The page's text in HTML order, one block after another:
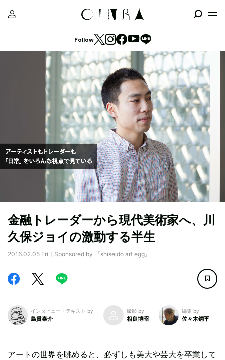
Follow
金融トレーダーから現代美術家へ、川
久保ジョイの激動する半生
2016.02.05 Fri Sponsored by 『shiseido art egg』
インタビュー・テキスト by
島貫泰介
撮影 by
相良博昭
編集 by
佐々木鋼平
アートの世界を眺めると、必ずしも美大や芸大を卒業して